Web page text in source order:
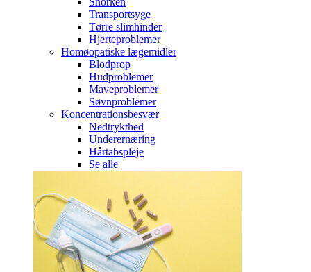
Transportsyge
Tørre slimhinder
Hjerteproblemer
Homøopatiske lægemidler
Blodprop
Hudproblemer
Maveproblemer
Søvnproblemer
Koncentrationsbesvær
Nedtrykthed
Underernæring
Hårtabspleje
Se alle